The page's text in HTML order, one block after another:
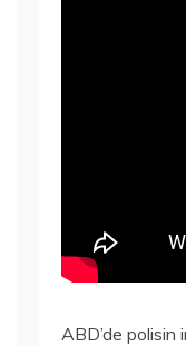
ABD’de polisin